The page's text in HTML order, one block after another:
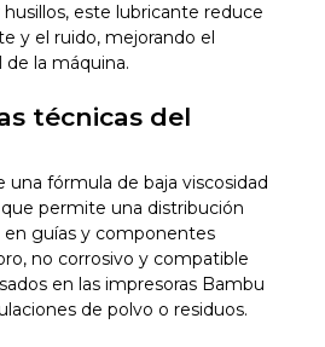
este lubricante reduce
y el ruido, mejorando el
la máquina.
técnicas del
una fórmula de baja viscosidad
permite una distribución
en guías y componentes
no corrosivo y compatible
en las impresoras Bambu
de polvo o residuos.